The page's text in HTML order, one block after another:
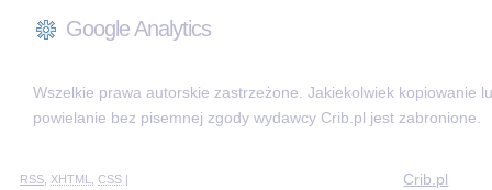
Google Analytics
Wszelkie prawa autorskie zastrzeżone. Jakiekolwiek kopiowanie
powielanie bez pisemnej zgody wydawcy Crib.pl jest zabronione.
RSS XHTML CSS Crib.pl